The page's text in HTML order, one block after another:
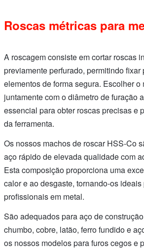
Roscas métricas para
A roscagem consiste em cortar roscas
previamente perfurado, permitindo fixar
elementos de forma segura. Escolher o
juntamente com o diâmetro de furação
essencial para obter roscas precisas e
da ferramenta.
Os nossos machos de roscar HSS-Co
aço rápido de elevada qualidade com
Esta composição proporciona uma
calor e ao desgaste, tornando-os
profissionais em metal.
São adequados para aço de
chumbo, cobre, latão, ferro fundido e
os nossos modelos para furos cegos e